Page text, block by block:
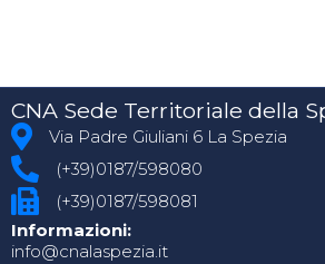
CNA Sede Territoriale della
Via Padre Giuliani 6 La Spezia
(+39)0187/598080
(+39)0187/598081
Informazioni:
info@cnalaspezia.it